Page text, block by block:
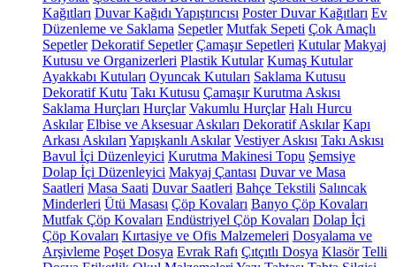
Kağıtları Duvar Kağıdı Yapıştırıcısı Poster Duvar Kağıtları Ev
Düzenleme ve Saklama Sepetler Mutfak Sepeti Çok Amaçlı
Sepetler Dekoratif Sepetler Çamaşır Sepetleri Kutular Makyaj
Kutusu ve Organizerleri Plastik Kutular Kumaş Kutular
Ayakkabı Kutuları Oyuncak Kutuları Saklama Kutusu
Dekoratif Kutu Takı Kutusu Çamaşır Kurutma Askısı
Saklama Hurçları Hurçlar Vakumlu Hurçlar Halı Hurcu
Askılar Elbise ve Aksesuar Askıları Dekoratif Askılar Kapı
Arkası Askıları Yapışkanlı Askılar Vestiyer Askısı Takı Askısı
Bavul İçi Düzenleyici Kurutma Makinesi Topu Şemsiye
Dolap İçi Düzenleyici Makyaj Çantası Duvar ve Masa
Saatleri Masa Saati Duvar Saatleri Bahçe Tekstili Salıncak
Minderleri Ütü Masası Çöp Kovaları Banyo Çöp Kovaları
Mutfak Çöp Kovaları Endüstriyel Çöp Kovaları Dolap İçi
Çöp Kovaları Kırtasiye ve Ofis Malzemeleri Dosyalama ve
Arşivleme Poşet Dosya Evrak Rafı Çıtçıtlı Dosya Klasör Telli